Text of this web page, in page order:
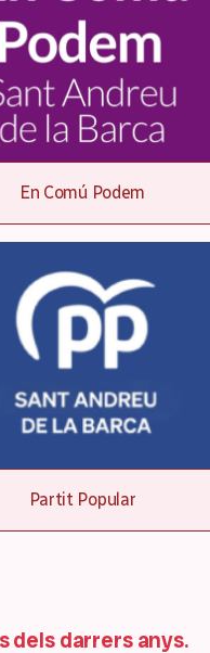
En Comú Podem
Partit Popular
dels darrers anys.